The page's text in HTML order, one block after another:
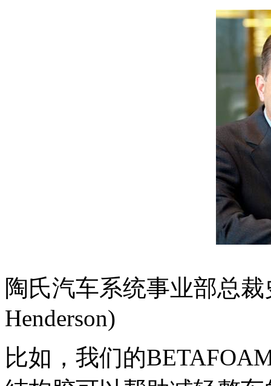
陶氏汽车系统事业部总
Henderson)
比如，我们的